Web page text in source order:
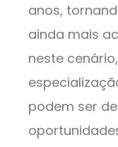
anos,
ainda mais
neste
podem ser